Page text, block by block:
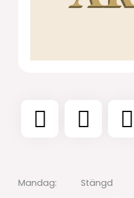
Mandag:
Stängd